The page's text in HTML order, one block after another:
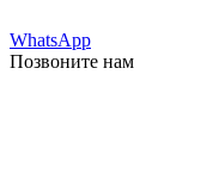
WhatsApp
Позвоните нам